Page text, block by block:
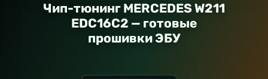
Чип-тюнинг MERCEDES W211
EDC16C2 — готовые
прошивки ЭБУ